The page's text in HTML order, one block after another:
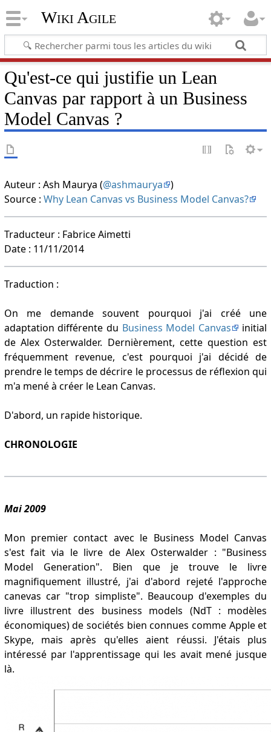
Wiki Agile
Qu'est-ce qui justifie un Lean
Canvas par rapport à un Business
Model Canvas ?
Auteur : Ash Maurya (@ashmaurya
)
Source : Why Lean Canvas vs Business Model Canvas?
Traducteur : Fabrice Aimetti
Date : 11/11/2014
Traduction :
On me demande souvent pourquoi j'ai créé une
adaptation différente du Business Model Canvas
initial
de Alex Osterwalder. Dernièrement, cette question est
fréquemment revenue, c'est pourquoi j'ai décidé de
prendre le temps de décrire le processus de réflexion qui
m'a mené à créer le Lean Canvas.
D'abord, un rapide historique.
CHRONOLOGIE
Mai 2009
Mon premier contact avec le Business Model Canvas
s'est fait via le livre de Alex Osterwalder : "Business
Model Generation". Bien que je trouve le livre
magnifiquement illustré, j'ai d'abord rejeté l'approche
canevas car "trop simpliste". Beaucoup d'exemples du
livre illustrent des business models (NdT : modèles
économiques) de sociétés bien connues comme Apple et
Skype, mais après qu'elles aient réussi. J'étais plus
intéressé par l'apprentissage qui les avait mené jusque
là.